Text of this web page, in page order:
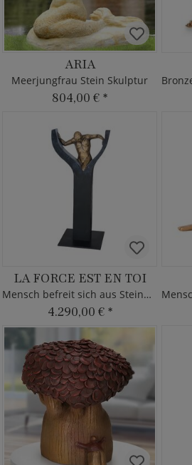
ARIA
Meerjungfrau Stein Skulptur
804,00 € *
LA FORCE EST EN TOI
Mensch befreit sich aus Steinblock - Bronze
4.290,00 € *